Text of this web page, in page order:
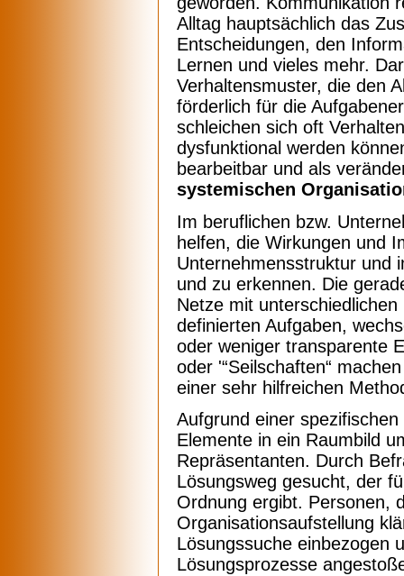
Alltag hauptsächlich das
Entscheidungen, den
Lernen und vieles mehr.
Verhaltensmuster, die den
förderlich für die
schleichen sich oft
dysfunktional werden
bearbeitbar und als
systemischen
Im beruflichen bzw.
helfen, die Wirkungen und
Unternehmensstruktur und
und zu erkennen. Die
Netze mit
definierten Aufgaben,
oder weniger transparente
oder '“Seilschaften“
einer sehr hilfreichen
Aufgrund einer
Elemente in ein Raumbild
Repräsentanten. Durch
Lösungsweg gesucht, der
Ordnung ergibt. Personen,
Organisationsaufstellung
Lösungssuche einbezogen
Lösungsprozesse